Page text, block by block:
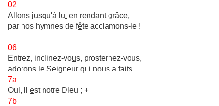
02
Allons jusqu'à lui en rendant grâce,
par nos hymnes de fête acclamons-le !
06
Entrez, inclinez-vous, prosternez-vous,
adorons le Seigneur qui nous a faits.
7a
Oui, il est notre Dieu ; +
7b